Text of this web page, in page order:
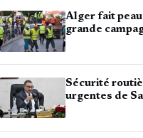
Alger fait peau
grande
Sécurité
urgentes de